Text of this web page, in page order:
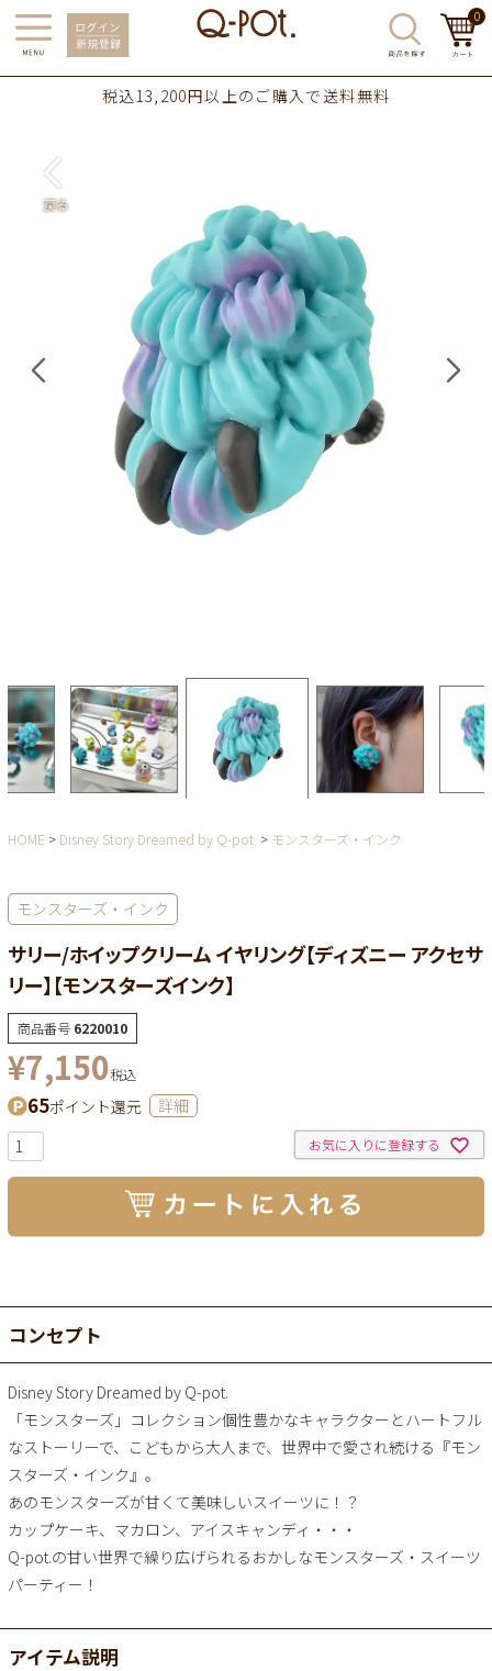
0
税込13,200円以上のご購入で送料無料
HOME Disney Story Dreamed by Q-pot. モンスターズ・インク
モンスターズ・インク
サリー/ホイップクリーム イヤリング【ディズニー アクセサ
リー】【モンスターズインク】
商品番号 6220010
¥7,150税込
65ポイント還元 詳細
お気に入りに登録する
コンセプト
Disney Story Dreamed by Q-pot.
「モンスターズ」コレクション個性豊かなキャラクターとハートフル
なストーリーで、こどもから大人まで、世界中で愛され続ける『モン
スターズ・インク』。
あのモンスターズが甘くて美味しいスイーツに！？
カップケーキ、マカロン、アイスキャンディ・・・
Q-pot.の甘い世界で繰り広げられるおかしなモンスターズ・スイーツ
パーティー！
アイテム説明